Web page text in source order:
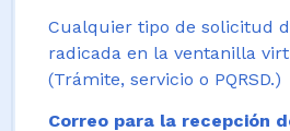
Cualquier tipo de solicitud
radicada en la ventanilla
(Trámite, servicio o PQRSD.)
Correo para la recepción